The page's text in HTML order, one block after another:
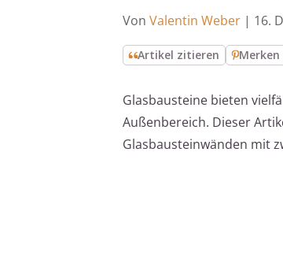
Von Valentin Weber | 16.
Artikel zitieren Merken
Glasbausteine bieten
Außenbereich. Dieser
Glasbausteinwänden mit